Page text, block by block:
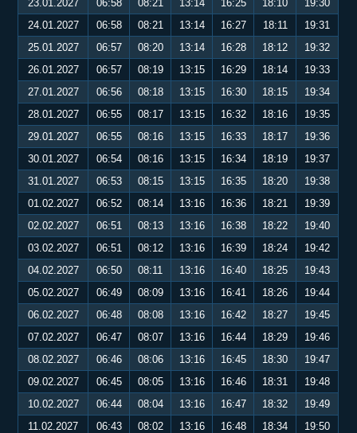
23.01.2027
06:58 08:21 13:14 16:25 18:10
19:30
24.01.2027
06:58 08:21 13:14 16:27 18:11
19:31
25.01.2027
06:57 08:20 13:14 16:28 18:12
19:32
26.01.2027
06:57 08:19 13:15 16:29 18:14
19:33
27.01.2027
06:56 08:18 13:15 16:30 18:15
19:34
28.01.2027
06:55 08:17 13:15 16:32 18:16
19:35
29.01.2027
06:55 08:16 13:15 16:33 18:17
19:36
30.01.2027
06:54 08:16 13:15 16:34 18:19
19:37
31.01.2027
06:53 08:15 13:15 16:35 18:20
19:38
01.02.2027
06:52 08:14 13:16 16:36 18:21
19:39
02.02.2027
06:51 08:13 13:16 16:38 18:22
19:40
03.02.2027
06:51 08:12 13:16 16:39 18:24
19:42
04.02.2027
06:50 08:11 13:16 16:40 18:25
19:43
05.02.2027
06:49 08:09 13:16 16:41 18:26
19:44
06.02.2027
06:48 08:08 13:16 16:42 18:27
19:45
07.02.2027
06:47 08:07 13:16 16:44 18:29
19:46
08.02.2027
06:46 08:06 13:16 16:45 18:30
19:47
09.02.2027
06:45 08:05 13:16 16:46 18:31
19:48
10.02.2027
06:44 08:04 13:16 16:47 18:32
19:49
11.02.2027
06:43 08:02 13:16 16:48 18:34
19:50